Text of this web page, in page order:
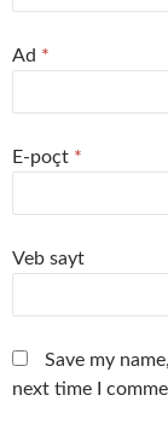
Ad *
E-poçt *
Veb sayt
Save my
next time I